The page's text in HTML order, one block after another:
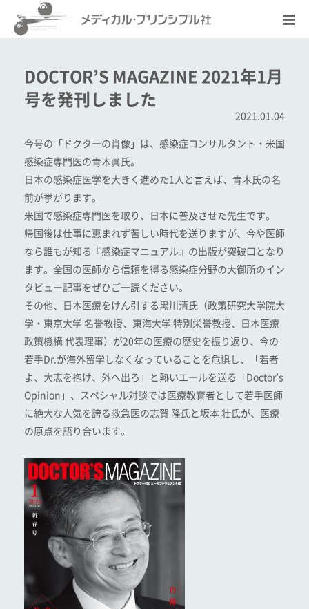
DOCTOR’S MAGAZINE 2021年1月
号を発刊しました
2021.01.04
今号の「ドクターの肖像」は、感染症コンサルタント・米国
感染症専門医の青木眞氏。
日本の感染症医学を大きく進めた1人と言えば、青木氏の名
前が挙がります。
米国で感染症専門医を取り、日本に普及させた先生です。
帰国後は仕事に恵まれず苦しい時代を送りますが、今や医師
なら誰もが知る『感染症マニュアル』の出版が突破口となり
ます。全国の医師から信頼を得る感染症分野の大御所のイン
タビュー記事をぜひご一読ください。
その他、日本医療をけん引する黒川清氏（政策研究大学院大
学・東京大学 名誉教授、東海大学 特別栄誉教授、日本医療
政策機構 代表理事）が20年の医療の歴史を振り返り、今の
若手Dr.が海外留学しなくなっていることを危惧し、「若者
よ、大志を抱け、外へ出ろ」と熱いエールを送る「Doctor’s
Opinion」、スペシャル対談では医療教育者として若手医師
に絶大な人気を誇る救急医の志賀 隆氏と坂本 壮氏が、医療
の原点を語り合います。